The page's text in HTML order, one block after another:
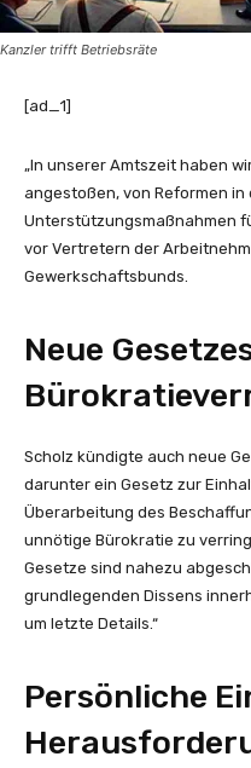
Kanzler trifft Betriebsräte
[ad_1]
„In unserer Amtszeit haben
angestoßen, von Reformen in
Unterstützungsmaßnahmen
vor Vertretern der
Gewerkschaftsbunds.
Neue
Scholz kündigte auch neue
darunter ein Gesetz zur
Überarbeitung des
unnötige Bürokratie zu
Gesetze sind nahezu
grundlegenden Dissens
um letzte Details.“
Persönliche